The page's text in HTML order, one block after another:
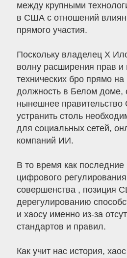
между крупными
в ​​США с отношений
прямого участия.
Поскольку владелец X
волну расширения прав и
технических бро прямо
должность в Белом доме,
нынешнее
устранить столь
для социальных сетей,
компаний ИИ.
В то время как последние
цифрового
совершенства , позиция
дерегулированию
и хаосу именно из-за
стандартов и правил.
Как учит нас история,